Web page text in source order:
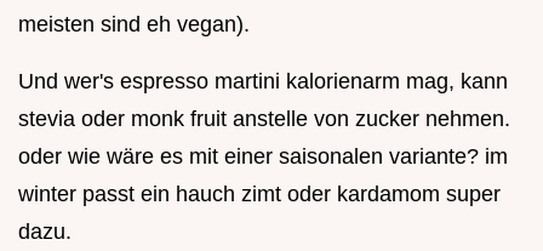
meisten sind eh vegan).
Und wer's espresso martini kalorienarm mag, kann
stevia oder monk fruit anstelle von zucker nehmen.
oder wie wäre es mit einer saisonalen variante? im
winter passt ein hauch zimt oder kardamom super
dazu.